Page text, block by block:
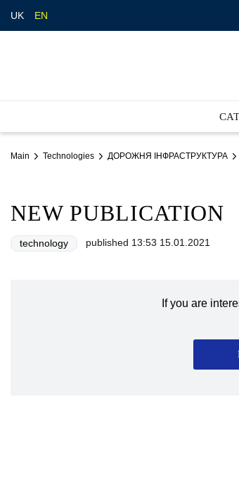
UK EN
Main Technologies ДОРОЖНЯ ІНФРАСТРУКТУРА
NEW PUBLICATION
technology published 13:53 15.01.2021
If you are